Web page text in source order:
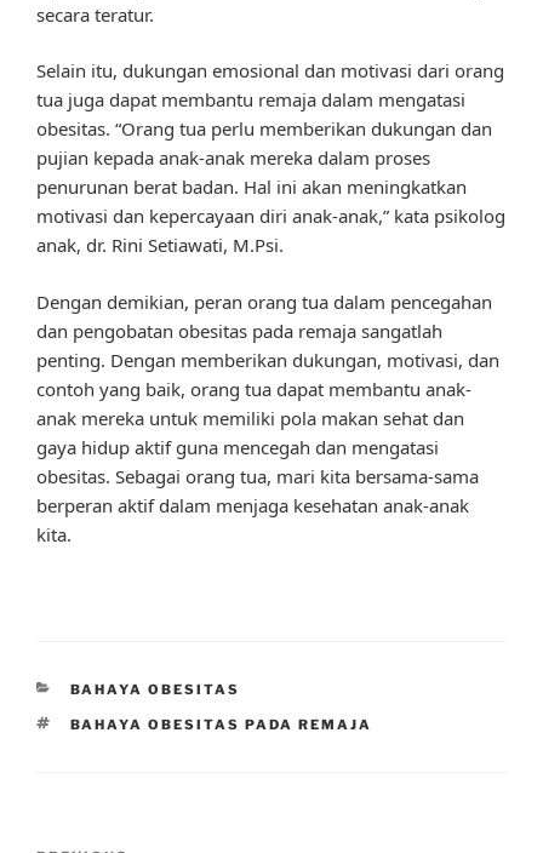
secara teratur.
Selain itu, dukungan emosional dan motivasi dari orang
tua juga dapat membantu remaja dalam mengatasi
obesitas. “Orang tua perlu memberikan dukungan dan
pujian kepada anak-anak mereka dalam proses
penurunan berat badan. Hal ini akan meningkatkan
motivasi dan kepercayaan diri anak-anak,” kata psikolog
anak, dr. Rini Setiawati, M.Psi.
Dengan demikian, peran orang tua dalam pencegahan
dan pengobatan obesitas pada remaja sangatlah
penting. Dengan memberikan dukungan, motivasi, dan
contoh yang baik, orang tua dapat membantu anak-
anak mereka untuk memiliki pola makan sehat dan
gaya hidup aktif guna mencegah dan mengatasi
obesitas. Sebagai orang tua, mari kita bersama-sama
berperan aktif dalam menjaga kesehatan anak-anak
kita.
CATEGORIES
BAHAYA OBESITAS
TAGS
BAHAYA OBESITAS PADA REMAJA